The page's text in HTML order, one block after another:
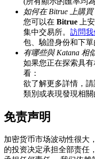
充值CASHCAT & 赢取
瓜分 500000
如何在 Bitrue 上購買
您可以在 Bitrue 上
集中交易所。 訪問我
包、驗證身份和下單
有哪些與 Katana 相
如果您正在探索具
看：
欲了解更多詳情，
類別或表現發現相關
免责声明
加密货币市场波动性很大
的投资决定承担全部责任